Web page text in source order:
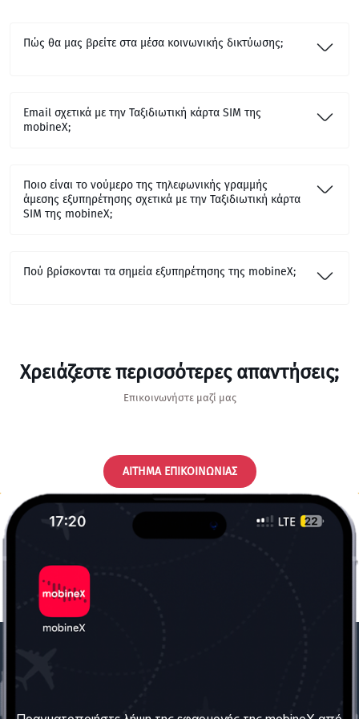
Πώς θα μας βρείτε στα μέσα κοινωνικής δικτύωσης;
Email σχετικά με την Ταξιδιωτική κάρτα SIM της
mobineX;
Ποιο είναι το νούμερο της τηλεφωνικής γραμμής
άμεσης εξυπηρέτησης σχετικά με την Ταξιδιωτική κάρτα
SIM της mobineX;
Πού βρίσκονται τα σημεία εξυπηρέτησης της mobineX;
Χρειάζεστε περισσότερες απαντήσεις;
Επικοινωνήστε μαζί μας
ΑΊΤΗΜΑ ΕΠΙΚΟΙΝΩΝΊΑΣ
Σχετικά με εμάς Όροι & Προϋποθέσεις